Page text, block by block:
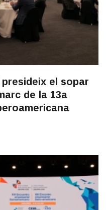
el sopar
de la 13a